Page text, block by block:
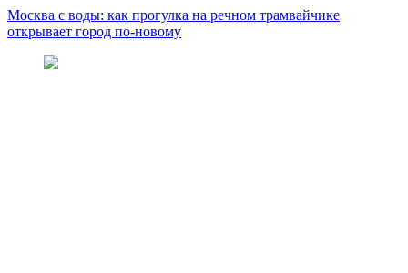
Москва с воды: как прогулка на речном трамвайчике
открывает город по‑новому